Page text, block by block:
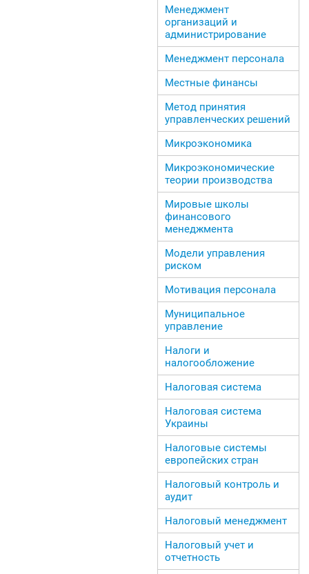
Менеджмент
организаций и
администрирование
Менеджмент персонала
Местные финансы
Метод принятия
управленческих решений
Микроэкономика
Микроэкономические
теории производства
Мировые школы
финансового
менеджмента
Модели управления
риском
Мотивация персонала
Муниципальное
управление
Налоги и
налогообложение
Налоговая система
Налоговая система
Украины
Налоговые системы
европейских стран
Налоговый контроль и
аудит
Налоговый менеджмент
Налоговый учет и
отчетность